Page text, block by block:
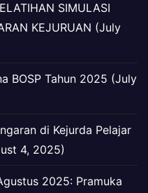
SIMULASI
KEJURUAN (July
BOSP Tahun 2025 (July
di Kejurda Pelajar
4, 2025)
2025: Pramuka